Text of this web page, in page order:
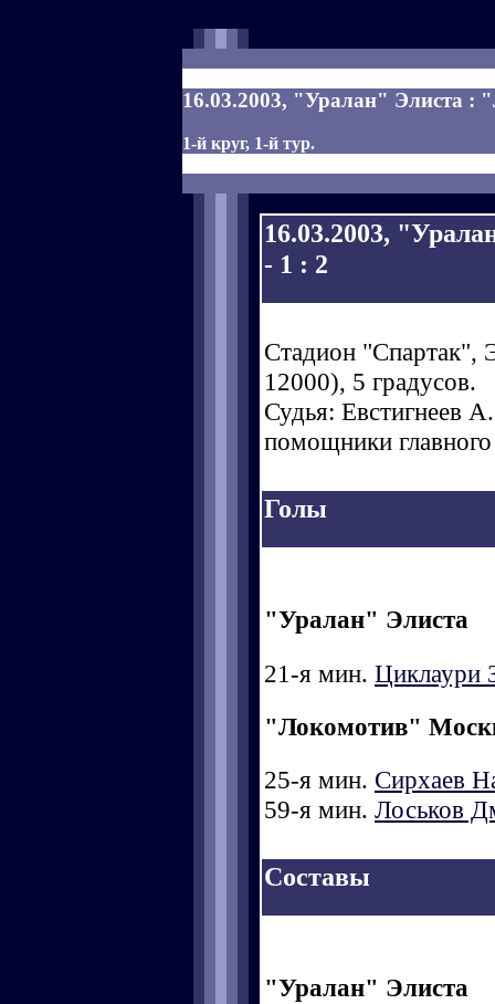
16.03.2003, "Уралан" Элиста :
1-й круг, 1-й тур.
16.03.2003,
- 1 : 2
Стадион "Спартак",
12000), 5 градусов.
Судья: Евстигнеев
помощники
Голы
"Уралан" Элиста
21-я мин. Циклаури
"Локомотив"
25-я мин. Сирхаев
59-я мин. Лоськов
Составы
"Уралан" Элиста